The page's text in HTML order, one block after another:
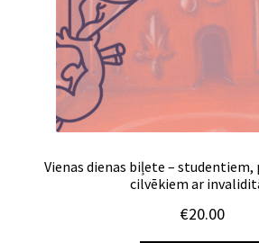
Vienas dienas biļete –
cilvēkiem ar
€20.00